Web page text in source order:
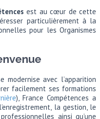
est au cœur de cette
particulièrement à la
pour les Organismes
modernise avec l’apparition
facilement ses formations
), France Compétences a
la gestion, le
ainsi qu’une